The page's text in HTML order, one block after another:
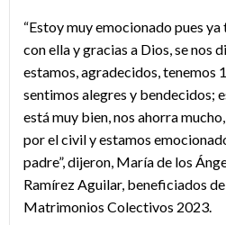
“Estoy muy emocionado pues
con ella y gracias a Dios, se nos
estamos, agradecidos, tenemos
sentimos alegres y bendecidos;
está muy bien, nos ahorra
por el civil y estamos
padre”, dijeron, María de los
Ramírez Aguilar, beneficiados
Matrimonios Colectivos 2023.